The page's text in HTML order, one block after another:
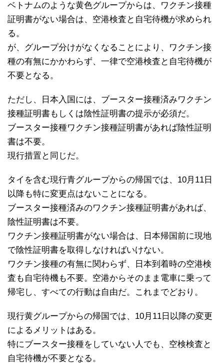
ベトナムのような黄色グループからは、ワクチン接種
証明書がない場合は、空港検査と自宅待機が求められ
る。
が、グループ分けがなくなることにより、ワクチン接
種の有無にかかわらず、一律で空港検査と自宅待機が
不要となる。
ただし、日本入国には、ブースター接種済みワクチン
接種証明書もしくは陰性証明書の提示が必須だ。
ブースター接種ワクチン接種証明書があれば陰性証明
書は不要。
現行措置と同じだ。
タイを含む現行青グループからの帰国では、10月11日
以降も特に変更点はないことになる。
ブースター接種済みのワクチン接種証明書があれば、
陰性証明書は不要。
ワクチン接種証明書がない場合は、日本帰国前に現地
で陰性証明書を取得しなければいけない。
ワクチン接種の有無に関わらず、日本到着時の空港検
査も自宅待機も不要。空港からそのまま電車に乗って
帰宅し、すべての行動は自由だ。これまでどおり。
現行黄グループからの帰国では、10月11日以降の変更
によるメリットはある。
特にブースター接種をしていない人でも、空検検査と
自宅待機が不要となる。